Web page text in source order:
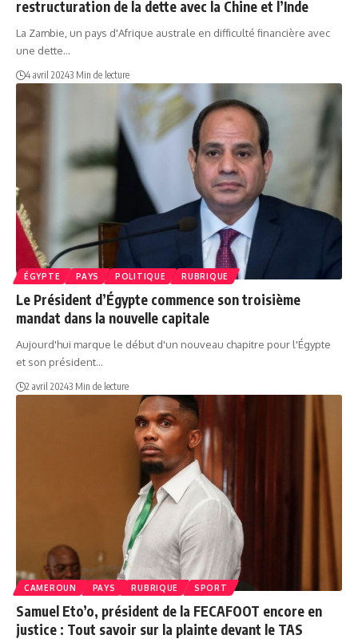
restructuration de la dette avec la Chine et l’Inde
La Zambie, un pays d'Afrique australe en difficulté financière avec
une dette…
4 avril 20243 Min de lecture
ÉGYPTE PAYS POLITIQUE RUBRIQUE
Le Président d’Égypte commence son troisième
mandat dans la nouvelle capitale
Aujourd'hui marque le début d'un nouveau chapitre pour l'Égypte
et son président…
2 avril 20243 Min de lecture
CAMEROUN PAYS RUBRIQUE SPORT
Samuel Eto’o, président de la FECAFOOT encore en
justice : Tout savoir sur la plainte devant le TAS